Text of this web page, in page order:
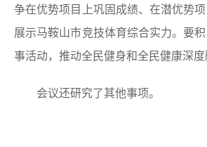
争在优势项目上巩固成绩、在潜优势
展示马鞍山市竞技体育综合实力。要
事活动，推动全民健身和全民健康深
会议还研究了其他事项。